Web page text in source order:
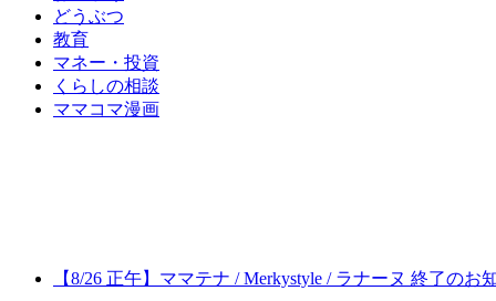
どうぶつ
教育
マネー・投資
くらしの相談
ママコマ漫画
【8/26 正午】ママテナ / Merkystyle / ラナーヌ 終了のお